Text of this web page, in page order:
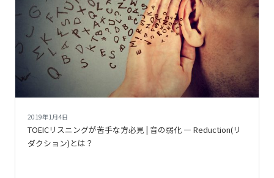
2019年1月4日
TOEICリスニングが苦手な方必見 | 音の弱化 ― Reduction(リ
ダクション)とは？